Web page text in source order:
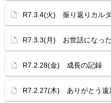
R7.3.4(火) 振り返りカルタ
R7.3.3(月) お世話になった
R7.2.28(金) 成長の記録
R7.2.27(木) ありがとう遠